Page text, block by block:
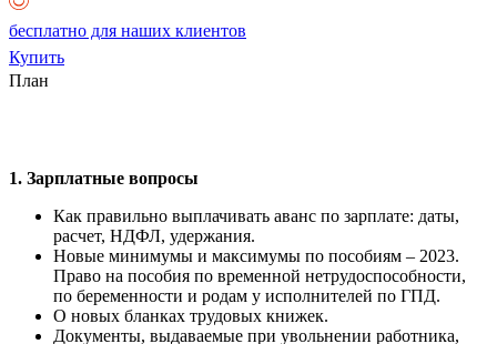
бесплатно для наших клиентов
Купить
План
1. Зарплатные вопросы
Как правильно выплачивать аванс по зарплате: даты,
расчет, НДФЛ, удержания.
Новые минимумы и максимумы по пособиям – 2023.
Право на пособия по временной нетрудоспособности,
по беременности и родам у исполнителей по ГПД.
О новых бланках трудовых книжек.
Документы, выдаваемые при увольнении работника,